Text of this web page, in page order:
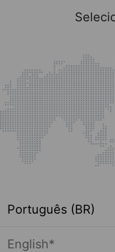
Português (BR)
English*